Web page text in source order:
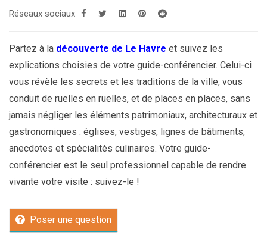
Réseaux sociaux
Partez à la découverte de Le Havre et suivez les
explications choisies de votre guide-conférencier. Celui-ci
vous révèle les secrets et les traditions de la ville, vous
conduit de ruelles en ruelles, et de places en places, sans
jamais négliger les éléments patrimoniaux, architecturaux et
gastronomiques : églises, vestiges, lignes de bâtiments,
anecdotes et spécialités culinaires. Votre guide-
conférencier est le seul professionnel capable de rendre
vivante votre visite : suivez-le !
Poser une question